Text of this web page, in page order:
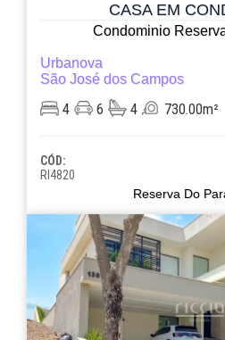
CASA EM
Condominio
Urbanova
São José dos Campos
4 6 4 730.00m²
CÓD:
RI4820
Reserva Do